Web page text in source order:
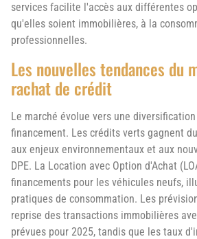
services facilite l'accès aux différentes
qu'elles soient immobilières, à la
professionnelles.
Les nouvelles tendances du
rachat de crédit
Le marché évolue vers une
financement. Les crédits verts gagnent
aux enjeux environnementaux et aux
DPE. La Location avec Option d'Achat
financements pour les véhicules neufs,
pratiques de consommation. Les
reprise des transactions immobilières
prévues pour 2025, tandis que les taux